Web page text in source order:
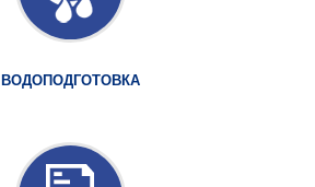
ВОДОПОДГОТОВКА